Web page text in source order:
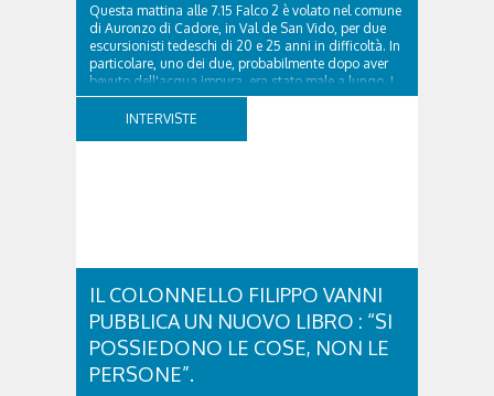
Questa mattina alle 7.15 Falco 2 è volato nel comune
di Auronzo di Cadore, in Val de San Vido, per due
escursionisti tedeschi di 20 e 25 anni in difficoltà. In
particolare, uno dei due, probabilmente dopo aver
bevuto dell'acqua impura, era stato male a lungo. I
due ragazzi, che avevano passato...
INTERVISTE
IL COLONNELLO FILIPPO VANNI
PUBBLICA UN NUOVO LIBRO : “SI
POSSIEDONO LE COSE, NON LE
PERSONE”.